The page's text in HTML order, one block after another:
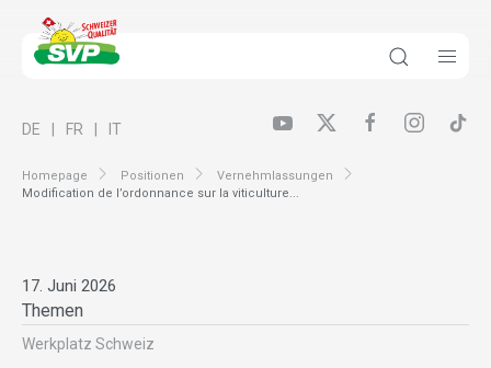
Homepage Positionen
Vernehmlassungen
Modification de l’ordonnance sur la viticulture...
DE FR IT
17. Juni 2026
Themen
Werkplatz Schweiz